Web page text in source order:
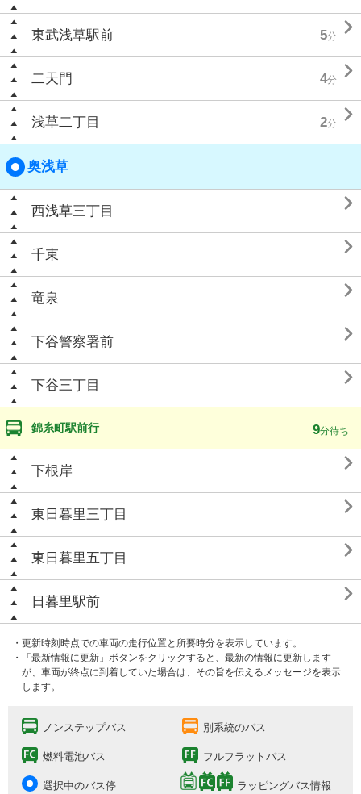
東武浅草駅前 5分 
二天門 4分 
浅草二丁目 2分 
奥浅草
西浅草三丁目 
千束 
竜泉 
下谷警察署前 
下谷三丁目 
錦糸町駅前行 9分待ち
下根岸 
東日暮里三丁目 
東日暮里五丁目 
日暮里駅前 
・更新時刻時点での車両の走行位置と所要時分を表示しています。
・「最新情報に更新」ボタンをクリックすると、最新の情報に更新します
が、車両が終点に到着していた場合は、その旨を伝えるメッセージを表示
します。
ノンステップバス 別系統のバス
燃料電池バス フルフラットバス
選択中のバス停
ラッピングバス情報